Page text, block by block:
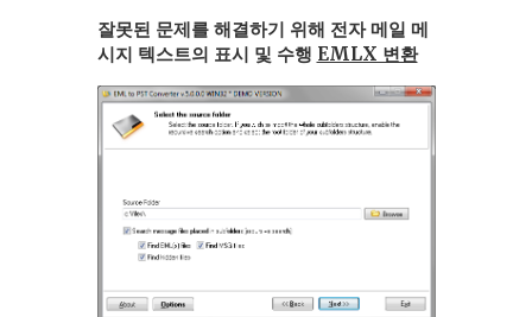
잘못된 문제를 해결하기 위해 전자 메일 메
시지 텍스트의 표시 및 수행 EMLX 변환